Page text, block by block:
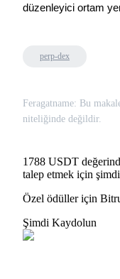
düzenleyici ortam
perp-dex
Feragatname: Bu
niteliğinde değildir.
1788 USDT
talep etmek için
Özel ödüller için
Şimdi Kaydolun